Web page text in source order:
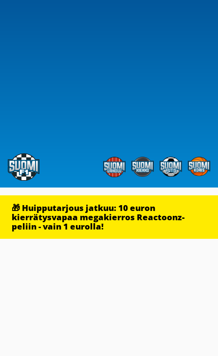
🎁 Huipputarjous jatkuu: 10 euron
kierrätysvapaa megakierros Reactoonz-
peliin - vain 1 eurolla!